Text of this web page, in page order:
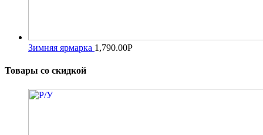
Зимняя ярмарка 1,790.00Р
Товары со скидкой